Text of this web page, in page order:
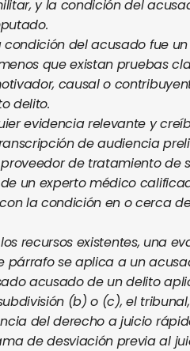
y la condición del
del acusado fue
que existan pruebas
causal o
delito.
evidencia relevante y
de audiencia
de tratamiento de
un experto médico
la condición en o cerca
recursos existentes, una
se aplica a un
acusado de un delito
(b) o (c), el
del derecho a juicio
de desviación previa al